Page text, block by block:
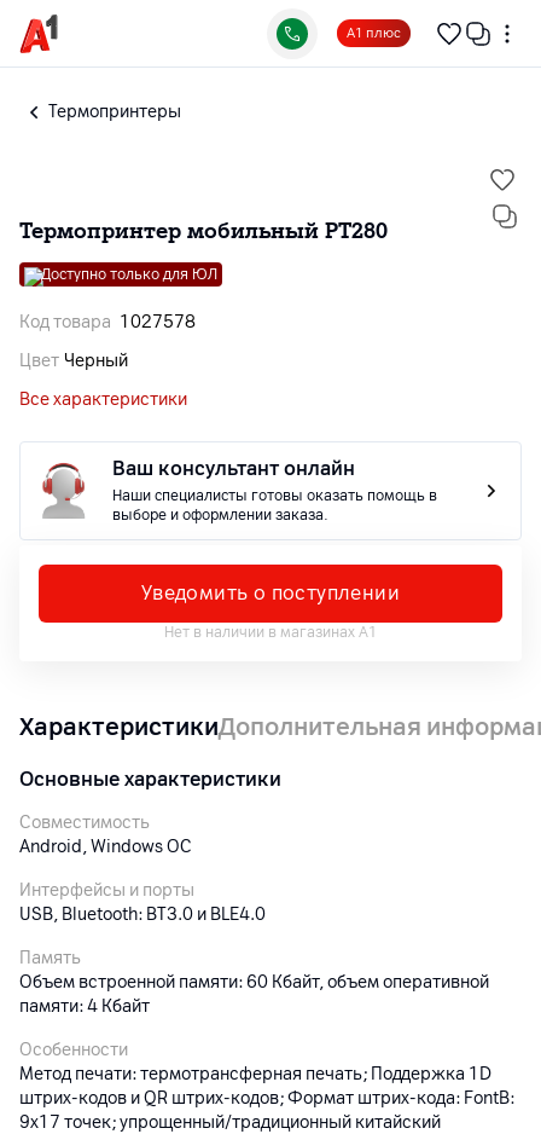
А1 плюс
Термопринтеры
Термопринтер мобильный PT280
Доступно только для ЮЛ
Код товара 1027578
Цвет Черный
Все характеристики
Ваш консультант онлайн
Наши специалисты готовы оказать помощь в
выборе и оформлении заказа.
Уведомить о поступлении
Нет в наличии в магазинах А1
ХарактеристикиДополнительная
Основные характеристики
Совместимость
Android, Windows ОС
Интерфейсы и порты
USB, Bluetooth: BT3.0 и BLE4.0
Память
Объем встроенной памяти: 60 Кбайт, объем оперативной
памяти: 4 Кбайт
Особенности
Метод печати: термотрансферная печать; Поддержка 1D
штрих-кодов и QR штрих-кодов; Формат штрих-кода: FontB:
9x17 точек; упрощенный/традиционный китайский